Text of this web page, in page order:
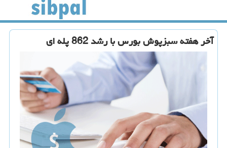
آخر هفته سبزپوش بورس با رشد 862 پله ای